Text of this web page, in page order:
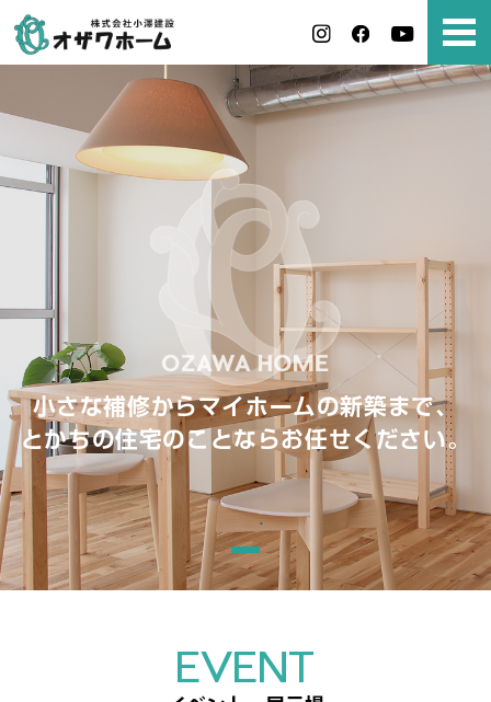
小さな補修からマイホームの新築まで、
とかちの住宅のことならお任せください。
EVENT